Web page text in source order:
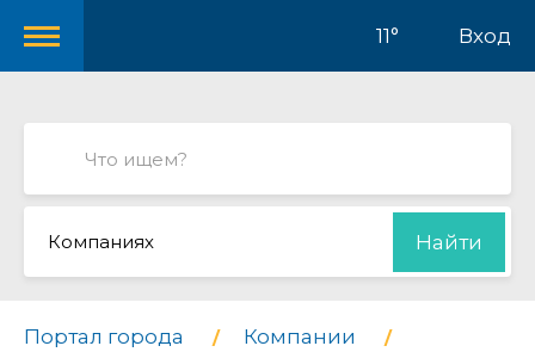
11° Вход
Компаниях Найти
Портал города
Компании